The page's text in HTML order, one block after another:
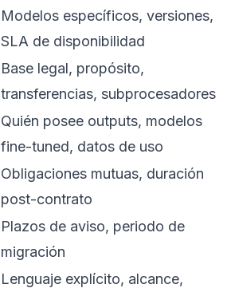
Modelos específicos, versiones,
SLA de disponibilidad
Base legal, propósito,
transferencias, subprocesadores
Quién posee outputs, modelos
fine-tuned, datos de uso
Obligaciones mutuas, duración
post-contrato
Plazos de aviso, periodo de
migración
Lenguaje explícito, alcance,